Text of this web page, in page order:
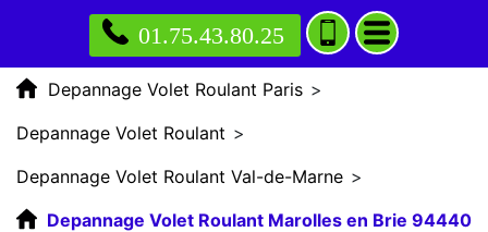
01.75.43.80.25
Depannage Volet Roulant Paris >
Depannage Volet Roulant >
Depannage Volet Roulant Val-de-Marne >
Depannage Volet Roulant Marolles en Brie 94440